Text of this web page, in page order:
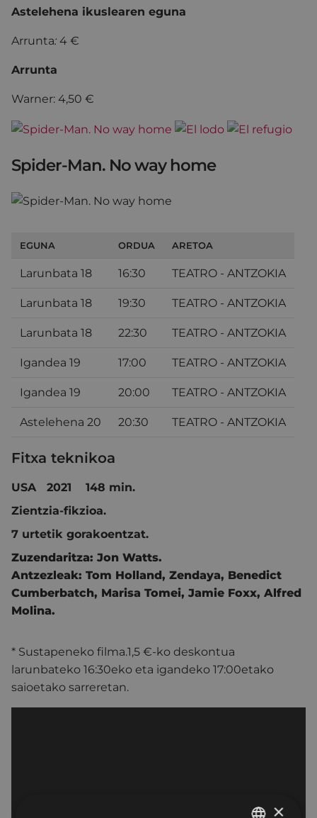
Astelehena ikuslearen eguna
Arrunta: 4 €
Arrunta
Warner: 4,50 €
Spider-Man. No way home
EGUNA ORDUA ARETOA
Larunbata 18 16:30 TEATRO - ANTZOKIA
Larunbata 18 19:30 TEATRO - ANTZOKIA
Larunbata 18 22:30 TEATRO - ANTZOKIA
Igandea 19 17:00 TEATRO - ANTZOKIA
Igandea 19 20:00 TEATRO - ANTZOKIA
Astelehena 20 20:30 TEATRO - ANTZOKIA
Fitxa teknikoa
USA 2021 148 min.
Zientzia-fikzioa.
7 urtetik gorakoentzat.
Zuzendaritza: Jon Watts.
Antzezleak: Tom Holland, Zendaya, Benedict
Cumberbatch, Marisa Tomei, Jamie Foxx, Alfred
Molina.
* Sustapeneko filma.1,5 €-ko deskontua
larunbateko 16:30eko eta igandeko 17:00etako
saioetako sarreretan.
×